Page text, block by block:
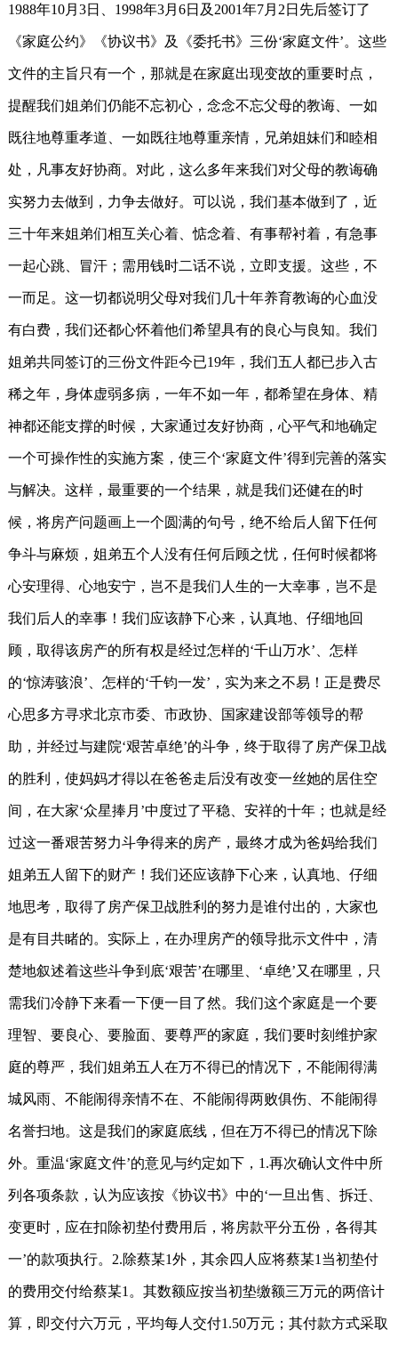
1988年10月3日、1998年3月6日及2001年7月2日先后签订了
《家庭公约》《协议书》及《委托书》三份‘家庭文件’。这些
文件的主旨只有一个，那就是在家庭出现变故的重要时点，
提醒我们姐弟们仍能不忘初心，念念不忘父母的教诲、一如
既往地尊重孝道、一如既往地尊重亲情，兄弟姐妹们和睦相
处，凡事友好协商。对此，这么多年来我们对父母的教诲确
实努力去做到，力争去做好。可以说，我们基本做到了，近
三十年来姐弟们相互关心着、惦念着、有事帮衬着，有急事
一起心跳、冒汗；需用钱时二话不说，立即支援。这些，不
一而足。这一切都说明父母对我们几十年养育教诲的心血没
有白费，我们还都心怀着他们希望具有的良心与良知。我们
姐弟共同签订的三份文件距今已19年，我们五人都已步入古
稀之年，身体虚弱多病，一年不如一年，都希望在身体、精
神都还能支撑的时候，大家通过友好协商，心平气和地确定
一个可操作性的实施方案，使三个‘家庭文件’得到完善的落实
与解决。这样，最重要的一个结果，就是我们还健在的时
候，将房产问题画上一个圆满的句号，绝不给后人留下任何
争斗与麻烦，姐弟五个人没有任何后顾之忧，任何时候都将
心安理得、心地安宁，岂不是我们人生的一大幸事，岂不是
我们后人的幸事！我们应该静下心来，认真地、仔细地回
顾，取得该房产的所有权是经过怎样的‘千山万水’、怎样
的‘惊涛骇浪’、怎样的‘千钧一发’，实为来之不易！正是费尽
心思多方寻求北京市委、市政协、国家建设部等领导的帮
助，并经过与建院‘艰苦卓绝’的斗争，终于取得了房产保卫战
的胜利，使妈妈才得以在爸爸走后没有改变一丝她的居住空
间，在大家‘众星捧月’中度过了平稳、安祥的十年；也就是经
过这一番艰苦努力斗争得来的房产，最终才成为爸妈给我们
姐弟五人留下的财产！我们还应该静下心来，认真地、仔细
地思考，取得了房产保卫战胜利的努力是谁付出的，大家也
是有目共睹的。实际上，在办理房产的领导批示文件中，清
楚地叙述着这些斗争到底‘艰苦’在哪里、‘卓绝’又在哪里，只
需我们冷静下来看一下便一目了然。我们这个家庭是一个要
理智、要良心、要脸面、要尊严的家庭，我们要时刻维护家
庭的尊严，我们姐弟五人在万不得已的情况下，不能闹得满
城风雨、不能闹得亲情不在、不能闹得两败俱伤、不能闹得
名誉扫地。这是我们的家庭底线，但在万不得已的情况下除
外。重温‘家庭文件’的意见与约定如下，1.再次确认文件中所
列各项条款，认为应该按《协议书》中的‘一旦出售、拆迁、
变更时，应在扣除初垫付费用后，将房款平分五份，各得其
一’的款项执行。2.除蔡某1外，其余四人应将蔡某1当初垫付
的费用交付给蔡某1。其数额应按当初垫缴额三万元的两倍计
算，即交付六万元，平均每人交付1.50万元；其付款方式采取